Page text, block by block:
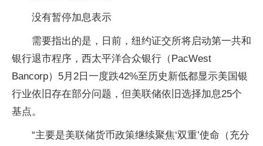
没有暂停加息表示
需要指出的是，日前，纽约证交所将启动第一共和
银行退市程序，西太平洋合众银行（PacWest
Bancorp）5月2日一度跌42%至历史新低都显示美国银
行业依旧存在部分问题，但美联储依旧选择加息25个
基点。
“主要是美联储货币政策继续聚焦‘双重’使命（充分